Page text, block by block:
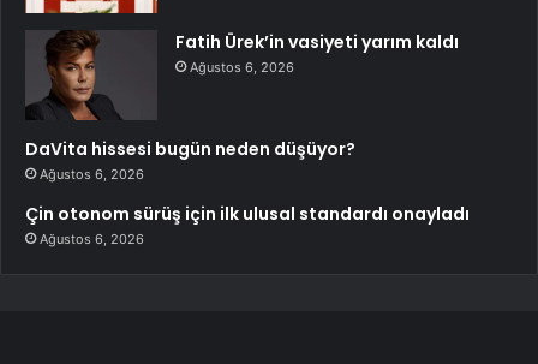
Fatih Ürek’in vasiyeti yarım kaldı
Ağustos 6, 2026
DaVita hissesi bugün neden düşüyor?
Ağustos 6, 2026
Çin otonom sürüş için ilk ulusal standardı onayladı
Ağustos 6, 2026